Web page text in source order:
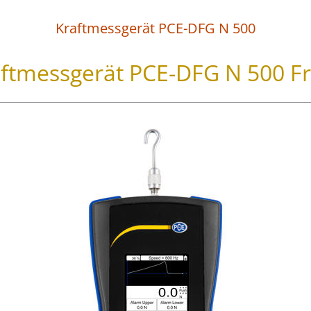
Kraftmessgerät PCE-DFG N 500
PCE-DFG N 500